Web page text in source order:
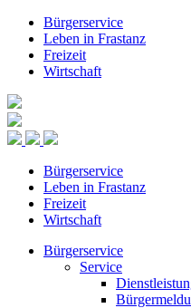
Bürgerservice
Leben in Frastanz
Freizeit
Wirtschaft
Bürgerservice
Leben in Frastanz
Freizeit
Wirtschaft
Bürgerservice
Service